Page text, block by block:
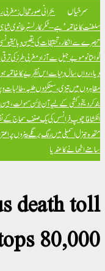
سرخیاں بحرانی صورتحال: مغربی
سلطنت کا خاتمہ’ ہے – ٹکر کارلسنبرطانوی
تبصرے سے انکار، تحقیقات کی یقین دہانی
گوانتانوموبے جیل سے آزادمغربی طرز کی
دیا، رواں سال دنیا سے اس نظریے کا خاتمہ
مظاہروں میں تیزی، سینکڑوں طلبہ، طالبات و
بند کر دی
انکشافاتپوپ فرانسس کی یک صنف سماج کے نظریہ
متحدہ جنرل اسمبلی میں رنگ برنگے بینروں
سامنے اٹھانے کا عندیا
death toll
tops 80,000